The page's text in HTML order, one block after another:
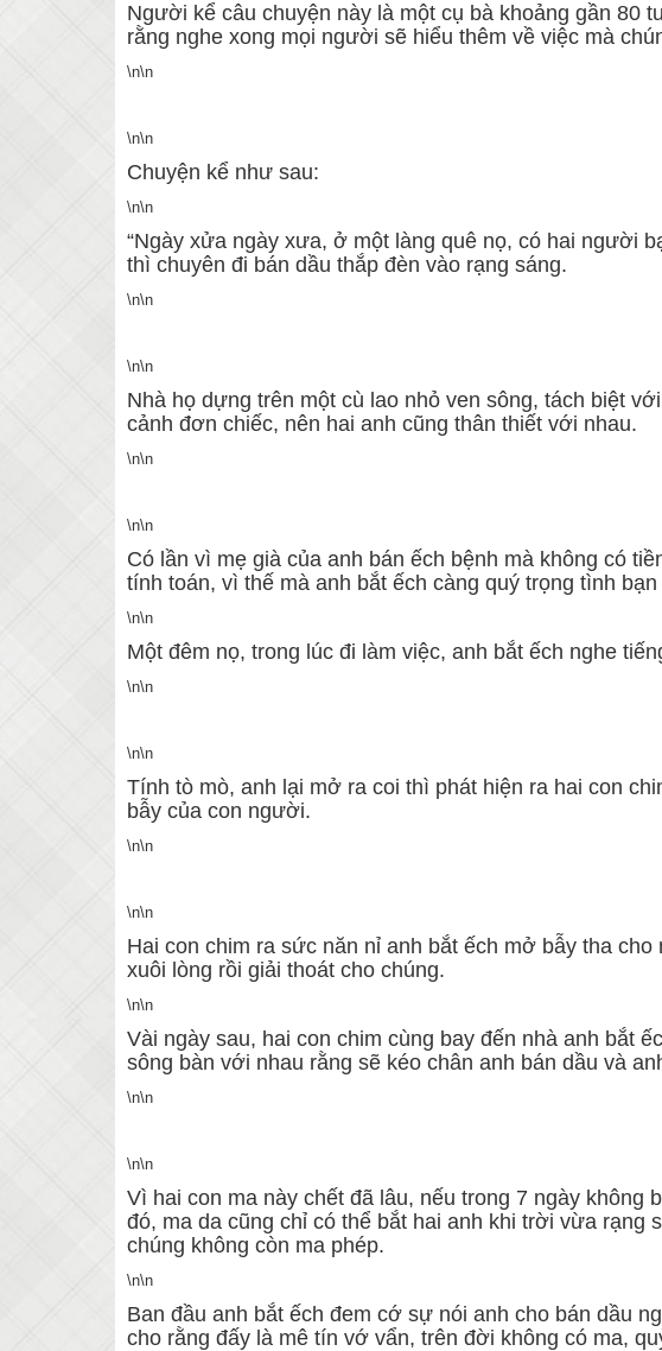
Người kể câu chuyện này là một cụ bà khoảng gần 80
rằng nghe xong mọi người sẽ hiểu thêm về việc mà
\n\n
\n\n
Chuyện kể như sau:
\n\n
“Ngày xửa ngày xưa, ở một làng quê nọ, có hai người
thì chuyên đi bán dầu thắp đèn vào rạng sáng.
\n\n
\n\n
Nhà họ dựng trên một cù lao nhỏ ven sông, tách biệt
cảnh đơn chiếc, nên hai anh cũng thân thiết với nhau.
\n\n
\n\n
Có lần vì mẹ già của anh bán ếch bệnh mà không có
tính toán, vì thế mà anh bắt ếch càng quý trọng tình
\n\n
Một đêm nọ, trong lúc đi làm việc, anh bắt ếch nghe
\n\n
\n\n
Tính tò mò, anh lại mở ra coi thì phát hiện ra hai con
bẫy của con người.
\n\n
\n\n
Hai con chim ra sức năn nỉ anh bắt ếch mở bẫy tha
xuôi lòng rồi giải thoát cho chúng.
\n\n
Vài ngày sau, hai con chim cùng bay đến nhà anh bắt
sông bàn với nhau rằng sẽ kéo chân anh bán dầu và
\n\n
\n\n
Vì hai con ma này chết đã lâu, nếu trong 7 ngày
đó, ma da cũng chỉ có thể bắt hai anh khi trời vừa
chúng không còn ma phép.
\n\n
Ban đầu anh bắt ếch đem cớ sự nói anh cho bán dầu
cho rằng đấy là mê tín vớ vẩn, trên đời không có ma,